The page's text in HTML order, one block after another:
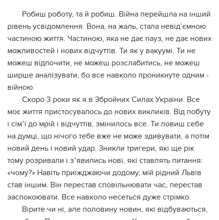
Робиш роботу, та й робиш. Війна перейшла на інший
рівень усвідомлення. Вона, на жаль, стала невід’ємною
частиною життя. Частиною, яка не дає пауз, не дає нових
можливостей і нових відчуттів. Ти як у вакуумі. Ти не
можеш відпочити, не можеш розслабитись, не можеш
ширше аналізувати, бо все навколо проникнуте одним -
війною.
Скоро 3 роки як я в Збройних Силах України. Все
моє життя пристосувалось до нових викликів. Від побуту
і сімʼї до мрій і відчуттів, змінилось все. Ти ловиш себе
на думці, що нічого тебе вже не може здивувати, а потім
новий день і новий удар. Зникли тригери, які ще рік
тому розривали і зʼявились нові, які ставлять питання:
«чому?» Навіть приїжджаючи додому, мій рідний Львів
став іншим. Він перестав сповільнювати час, перестав
заспокоювати. Все навколо несеться дуже стрімко.
Вірите чи ні, але половину новин, які відбуваються,